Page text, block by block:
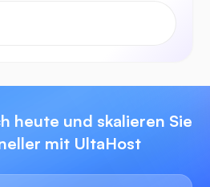
heute und skalieren Sie
mit UltaHost